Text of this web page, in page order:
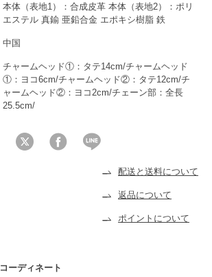
本体（表地1）：合成皮革 本体（表地2）：ポリ
エステル 真鍮 亜鉛合金 エポキシ樹脂 鉄
中国
チャームヘッド①：タテ14cm/チャームヘッド
①：ヨコ6cm/チャームヘッド②：タテ12cm/チ
ャームヘッド②：ヨコ2cm/チェーン部：全長
25.5cm/
配送と送料について
返品について
ポイントについて
コーディネート